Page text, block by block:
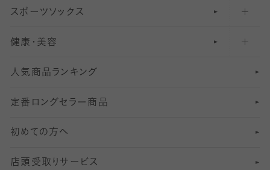
ハイソックス
オーバーニー・ニーハイソックス
81 〜110デニールタイツ
111〜210デニールタイツ
211デニールタイツ以上（防寒・厚手タイツ）
マタニティレギンス
5 分丈
6 分丈レギンス
7 分丈 レギンス
8 分丈 レギンス
10分丈 レギンス
結婚式用ストッキング
美脚ストッキング
オールスルーストッキング
匠シリーズ
フレッシャーズ向けソックス・靴下
冠婚葬祭向けソックス・靴下
スーツカジュアルソックス・靴下
ロングホーズ
スポーツソックス
ランニングソックス・靴下
ゴルフソックス・靴下
サッカー・フットサル用ソックス
ヨガソックス・靴下
スポーツ用レッグウォーマー
健康・美容
インナーソックス
加圧・着圧ソックス
冷えとり靴下
着圧・加圧タイツ
人気商品ランキング
定番ロングセラー商品
初めての方へ
店頭受取りサービス